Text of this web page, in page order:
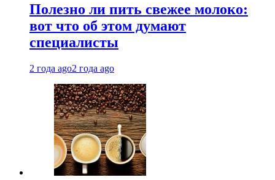
Полезно ли пить свежее молоко:
вот что об этом думают
специалисты
2 года ago2 года ago